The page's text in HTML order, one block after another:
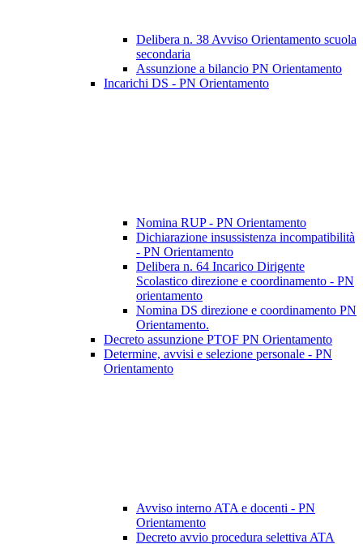
Delibera n. 38 Avviso Orientamento scuola
secondaria
Assunzione a bilancio PN Orientamento
Incarichi DS - PN Orientamento
Nomina RUP - PN Orientamento
Dichiarazione insussistenza incompatibilità
- PN Orientamento
Delibera n. 64 Incarico Dirigente
Scolastico direzione e coordinamento - PN
orientamento
Nomina DS direzione e coordinamento PN
Orientamento.
Decreto assunzione PTOF PN Orientamento
Determine, avvisi e selezione personale - PN
Orientamento
Avviso interno ATA e docenti - PN
Orientamento
Decreto avvio procedura selettiva ATA